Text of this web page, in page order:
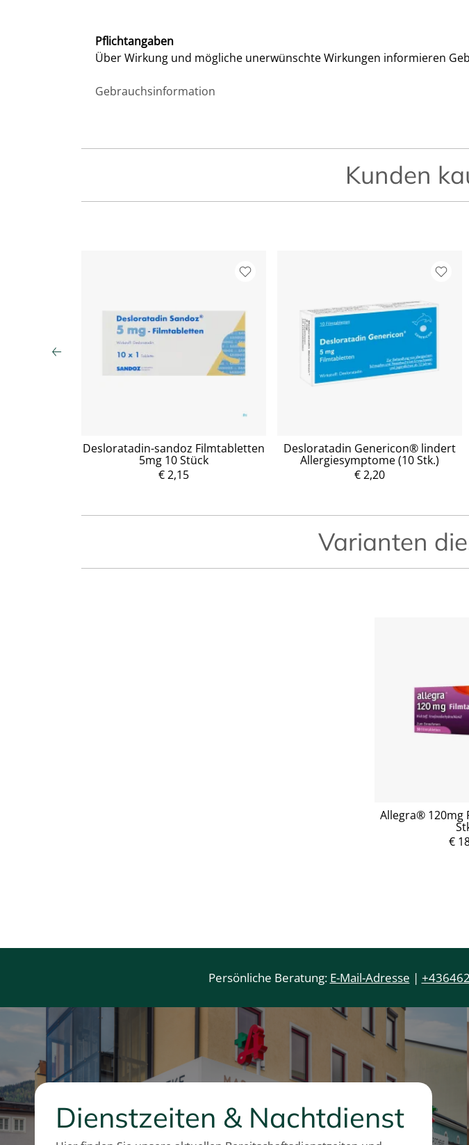
Pflichtangaben
Über Wirkung und mögliche unerwünschte Wirkungen informieren
Gebrauchsinformation
Kunden
Desloratadin-sandoz Filmtabletten
5mg 10 Stück
€ 2,15
Desloratadin Genericon® lindert
Allergiesymptome (10 Stk.)
€ 2,20
P
r
e
P
s
Varianten
Allegra® 120mg
€
Persönliche Beratung: E-Mail-Adresse |
Dienstzeiten & Nachtdienst